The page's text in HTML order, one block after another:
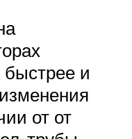
быстрее и
от от